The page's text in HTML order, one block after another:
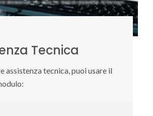
Tecnica
assistenza tecnica, puoi usare il